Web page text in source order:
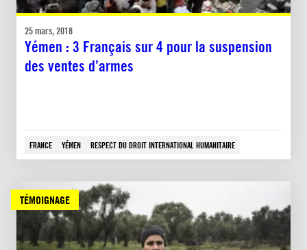
25 mars, 2018
Yémen : 3 Français sur 4 pour la suspension
des ventes d’armes
FRANCE YÉMEN RESPECT DU DROIT INTERNATIONAL HUMANITAIRE
TÉMOIGNAGE